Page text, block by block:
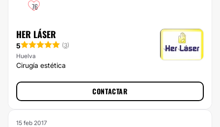
76
HER LÁSER
5 (3)
Huelva
Cirugía estética
CONTACTAR
15 feb 2017